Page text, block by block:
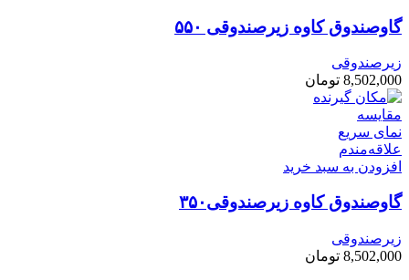
گاوصندوق کاوه زیرصندوقی ۵۵۰
زیرصندوقی
8,502,000 تومان
مقایسه
نمای سریع
علاقه‌مندم
افزودن به سبد خرید
گاوصندوق کاوه زیرصندوقی۳۵۰
زیرصندوقی
8,502,000 تومان